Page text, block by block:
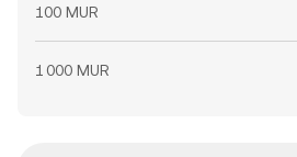
100 MUR
1 000 MUR